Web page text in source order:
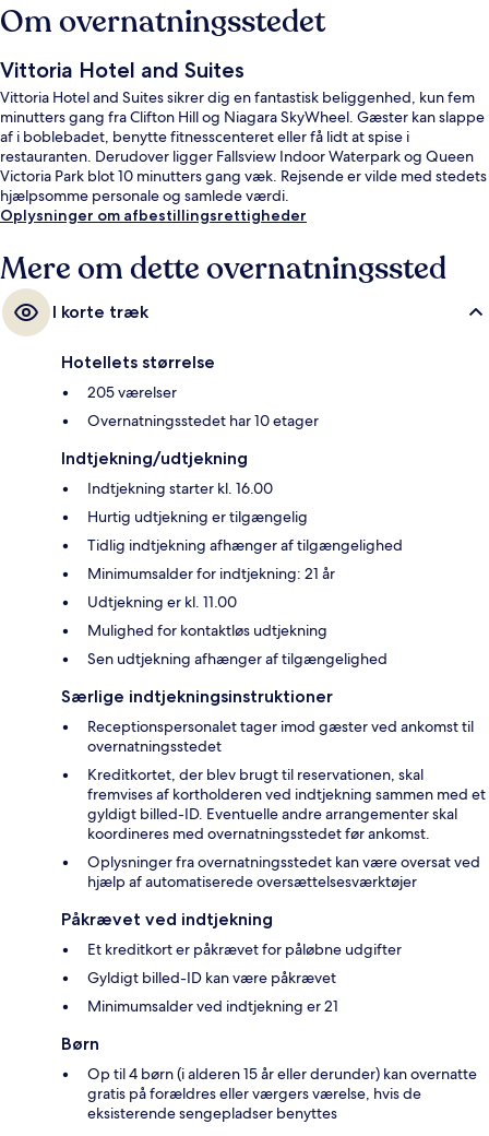
Om overnatningsstedet
Vittoria Hotel and Suites
Vittoria Hotel and Suites sikrer dig en fantastisk beliggenhed, kun fem
minutters gang fra Clifton Hill og Niagara SkyWheel. Gæster kan slappe
af i boblebadet, benytte fitnesscenteret eller få lidt at spise i
restauranten. Derudover ligger Fallsview Indoor Waterpark og Queen
Victoria Park blot 10 minutters gang væk. Rejsende er vilde med stedets
hjælpsomme personale og samlede værdi.
Oplysninger om afbestillingsrettigheder
Mere om dette overnatningssted
I korte træk
Hotellets størrelse
205 værelser
Overnatningsstedet har 10 etager
Indtjekning/udtjekning
Indtjekning starter kl. 16.00
Hurtig udtjekning er tilgængelig
Tidlig indtjekning afhænger af tilgængelighed
Minimumsalder for indtjekning: 21 år
Udtjekning er kl. 11.00
Mulighed for kontaktløs udtjekning
Sen udtjekning afhænger af tilgængelighed
Særlige indtjekningsinstruktioner
Receptionspersonalet tager imod gæster ved ankomst til
overnatningsstedet
Kreditkortet, der blev brugt til reservationen, skal
fremvises af kortholderen ved indtjekning sammen med et
gyldigt billed-ID. Eventuelle andre arrangementer skal
koordineres med overnatningsstedet før ankomst.
Oplysninger fra overnatningsstedet kan være oversat ved
hjælp af automatiserede oversættelsesværktøjer
Påkrævet ved indtjekning
Et kreditkort er påkrævet for påløbne udgifter
Gyldigt billed-ID kan være påkrævet
Minimumsalder ved indtjekning er 21
Børn
Op til 4 børn (i alderen 15 år eller derunder) kan overnatte
gratis på forældres eller værgers værelse, hvis de
eksisterende sengepladser benyttes